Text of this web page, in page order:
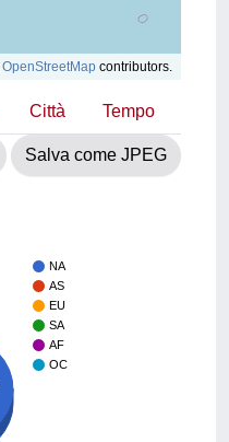
OpenStreetMap contributors.
Città Tempo
Salva come JPEG
NA
AS
EU
SA
AF
OC